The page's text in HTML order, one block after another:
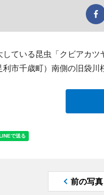
ている昆虫「クビアカツ
市千歳町）南側の旧袋川
前の写真